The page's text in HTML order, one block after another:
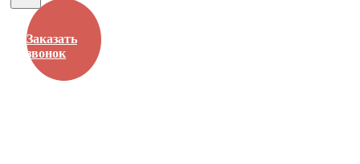
Заказать
звонок